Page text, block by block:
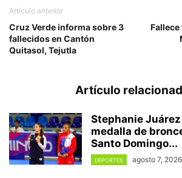
Artículo anterior
Cruz Verde informa sobre 3
fallecidos en Cantón
Quitasol, Tejutla
Artículo
Stephanie
medalla de
Santo Domingo...
DEPORTES agosto 7, 2026